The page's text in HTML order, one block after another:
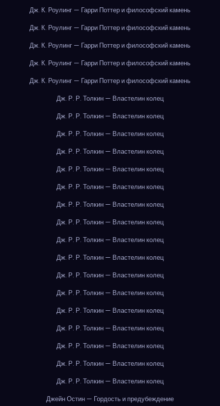
Дж. К. Роулинг — Гарри Поттер и философский камень
Дж. К. Роулинг — Гарри Поттер и философский камень
Дж. К. Роулинг — Гарри Поттер и философский камень
Дж. К. Роулинг — Гарри Поттер и философский камень
Дж. К. Роулинг — Гарри Поттер и философский камень
Дж. Р. Р. Толкин — Властелин колец
Дж. Р. Р. Толкин — Властелин колец
Дж. Р. Р. Толкин — Властелин колец
Дж. Р. Р. Толкин — Властелин колец
Дж. Р. Р. Толкин — Властелин колец
Дж. Р. Р. Толкин — Властелин колец
Дж. Р. Р. Толкин — Властелин колец
Дж. Р. Р. Толкин — Властелин колец
Дж. Р. Р. Толкин — Властелин колец
Дж. Р. Р. Толкин — Властелин колец
Дж. Р. Р. Толкин — Властелин колец
Дж. Р. Р. Толкин — Властелин колец
Дж. Р. Р. Толкин — Властелин колец
Дж. Р. Р. Толкин — Властелин колец
Дж. Р. Р. Толкин — Властелин колец
Дж. Р. Р. Толкин — Властелин колец
Дж. Р. Р. Толкин — Властелин колец
Джейн Остин — Гордость и предубеждение